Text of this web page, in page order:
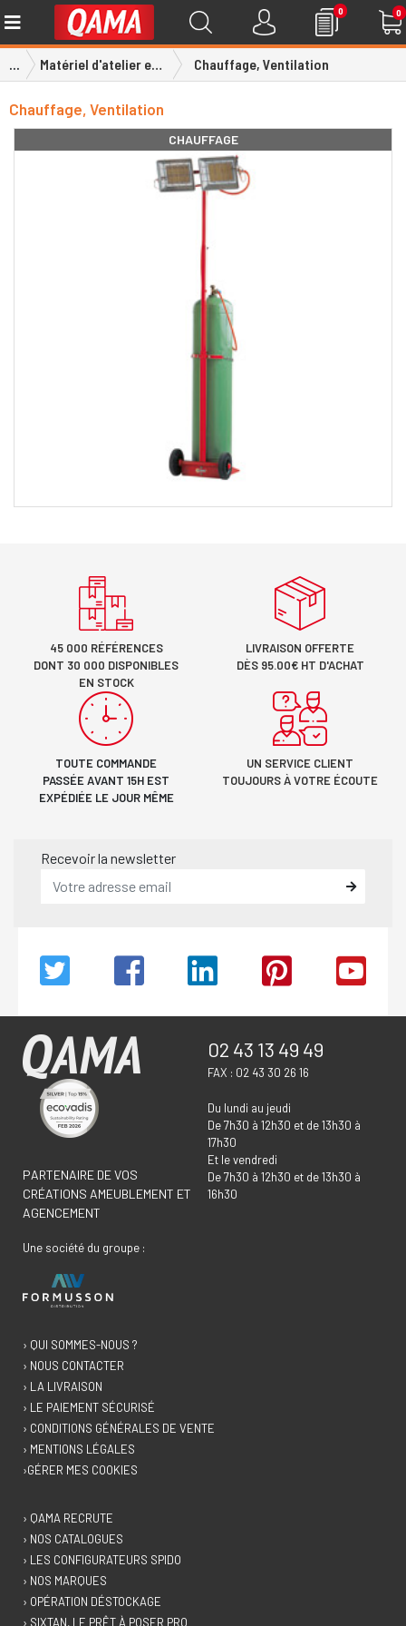
0 0
... Matériel d'atelier et chantier Chauffage, Ventilation
Chauffage, Ventilation
CHAUFFAGE
45 000 RÉFÉRENCES
DONT 30 000 DISPONIBLES
EN STOCK
LIVRAISON OFFERTE
DÈS 95.00€ HT D'ACHAT
TOUTE COMMANDE
PASSÉE AVANT 15H EST
EXPÉDIÉE LE JOUR MÊME
UN SERVICE CLIENT
TOUJOURS À VOTRE ÉCOUTE
Recevoir la newsletter
PARTENAIRE DE VOS
CRÉATIONS AMEUBLEMENT ET
AGENCEMENT
Une société du groupe :
02 43 13 49 49
FAX : 02 43 30 26 16
Du lundi au jeudi
De 7h30 à 12h30 et de 13h30 à
17h30
Et le vendredi
De 7h30 à 12h30 et de 13h30 à
16h30
› QUI SOMMES-NOUS ?
› NOUS CONTACTER
› LA LIVRAISON
› LE PAIEMENT SÉCURISÉ
› CONDITIONS GÉNÉRALES DE VENTE
› MENTIONS LÉGALES
›GÉRER MES COOKIES
› QAMA RECRUTE
› NOS CATALOGUES
› LES CONFIGURATEURS SPIDO
› NOS MARQUES
› OPÉRATION DÉSTOCKAGE
› SIXTAN, LE PRÊT À POSER PRO